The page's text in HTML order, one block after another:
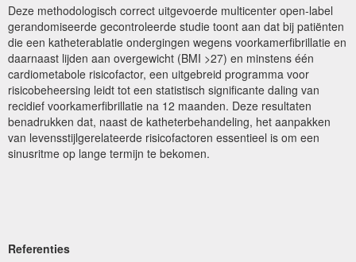
Deze methodologisch correct uitgevoerde multicenter open-label
gerandomiseerde gecontroleerde studie toont aan dat bij patiënten
die een katheterablatie ondergingen wegens voorkamerfibrillatie en
daarnaast lijden aan overgewicht (BMI >27) en minstens één
cardiometabole risicofactor, een uitgebreid programma voor
risicobeheersing leidt tot een statistisch significante daling van
recidief voorkamerfibrillatie na 12 maanden. Deze resultaten
benadrukken dat, naast de katheterbehandeling, het aanpakken
van levensstijlgerelateerde risicofactoren essentieel is om een
sinusritme op lange termijn te bekomen.
Referenties